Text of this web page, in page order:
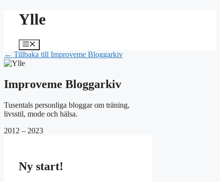
HoppaYlle
Meny
← Tillbaka till Improveme Bloggarkiv
Improveme Bloggarkiv
Tusentals personliga bloggar om träning,
livsstil, mode och hälsa.
2012 – 2023
Ny start!